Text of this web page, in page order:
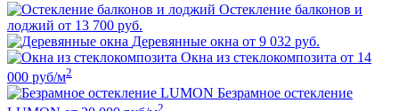
Остекление балконов и
лоджий от 13 700 руб.
Деревянные окна от 9 032 руб.
Окна из стеклокомпозита от 14
000 руб/м2
Безрамное остекление
2